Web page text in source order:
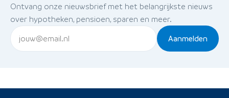
Ontvang onze nieuwsbrief met het belangrijkste nieuws
over hypotheken, pensioen, sparen en meer.
Aanmelden